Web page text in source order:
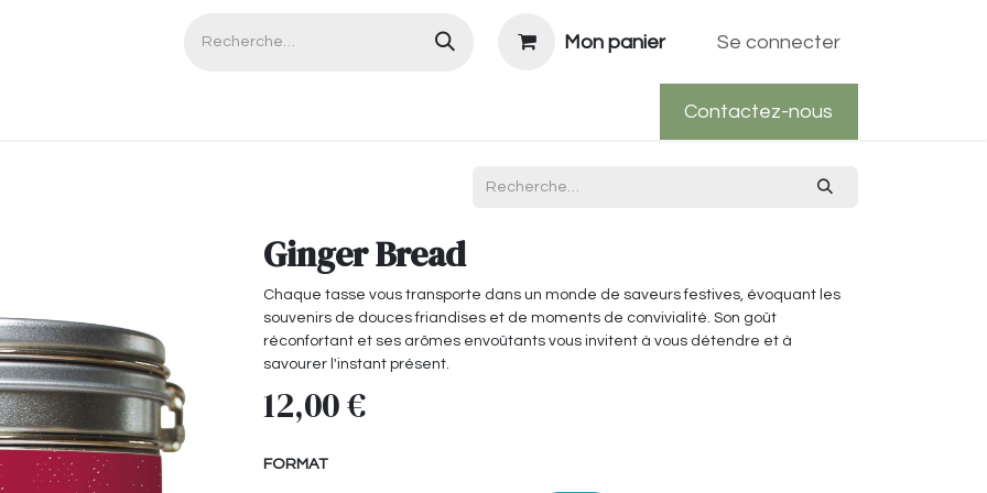
Mon panier Se connecter
Contactez-nous
Ginger Bread
Chaque tasse vous transporte dans un monde de saveurs festives, évoquant les
souvenirs de douces friandises et de moments de convivialité. Son goût
réconfortant et ses arômes envoûtants vous invitent à vous détendre et à
savourer l'instant présent.
12,00€
FORMAT